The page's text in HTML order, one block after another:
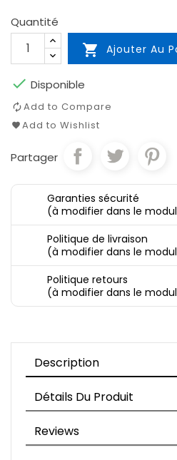
Quantité
 Ajouter Au
 Disponible
Add to Compare
Add to Wishlist
Partager
Garanties sécurité
(à modifier dans le
Politique de livraison
(à modifier dans le
Politique retours
(à modifier dans le
Description
Détails Du Produit
Reviews